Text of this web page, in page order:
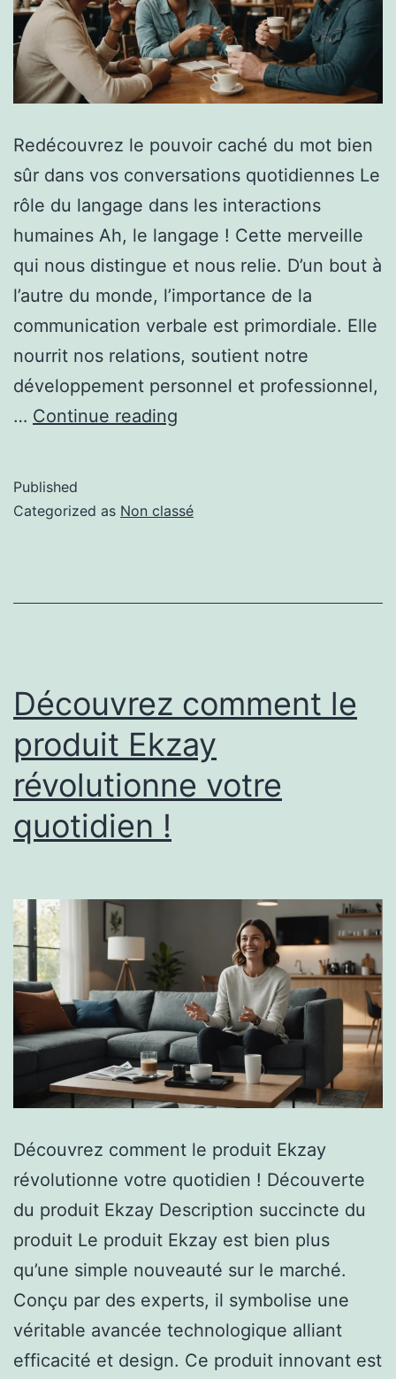
Redécouvrez le pouvoir caché du mot bien
sûr dans vos conversations quotidiennes Le
rôle du langage dans les interactions
humaines Ah, le langage ! Cette merveille
qui nous distingue et nous relie. D’un bout à
l’autre du monde, l’importance de la
communication verbale est primordiale. Elle
nourrit nos relations, soutient notre
développement personnel et professionnel,
… Continue reading
Published
Categorized as Non classé
Découvrez comment le
produit Ekzay
révolutionne votre
quotidien !
Découvrez comment le produit Ekzay
révolutionne votre quotidien ! Découverte
du produit Ekzay Description succincte du
produit Le produit Ekzay est bien plus
qu’une simple nouveauté sur le marché.
Conçu par des experts, il symbolise une
véritable avancée technologique alliant
efficacité et design. Ce produit innovant est